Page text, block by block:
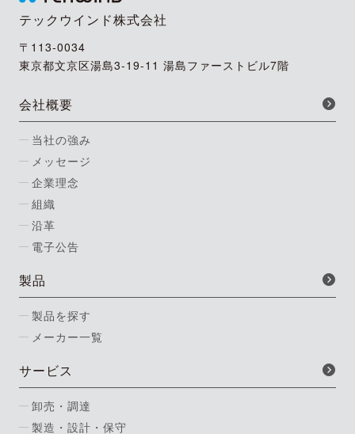
テックウインド株式会社
〒113-0034
東京都文京区湯島3-19-11 湯島ファーストビル7階
会社概要
当社の強み
メッセージ
企業理念
組織
沿革
電子公告
製品
製品を探す
メーカー一覧
サービス
卸売・調達
製造・設計・保守